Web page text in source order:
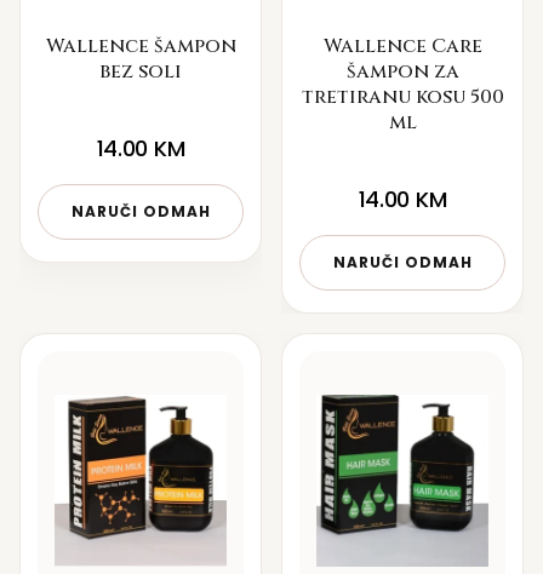
Wallence šampon
bez soli
14.00 KM
NARUČI ODMAH
Wallence Care
šampon za
tretiranu kosu 500
ml
14.00 KM
NARUČI ODMAH